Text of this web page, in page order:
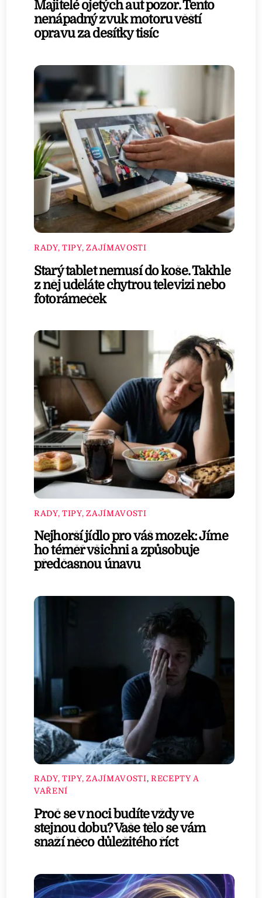
Majitelé ojetých aut pozor. Tento
nenápadný zvuk motoru věští
opravu za desítky tisíc
RADY, TIPY, ZAJÍMAVOSTI
Starý tablet nemusí do koše. Takhle
z něj uděláte chytrou televizi nebo
fotorámeček
RADY, TIPY, ZAJÍMAVOSTI
Nejhorší jídlo pro váš mozek: Jíme
ho téměř všichni a způsobuje
předčasnou únavu
RADY, TIPY, ZAJÍMAVOSTI, RECEPTY A
VAŘENÍ
Proč se v noci budíte vždy ve
stejnou dobu? Vaše tělo se vám
snaží něco důležitého říct